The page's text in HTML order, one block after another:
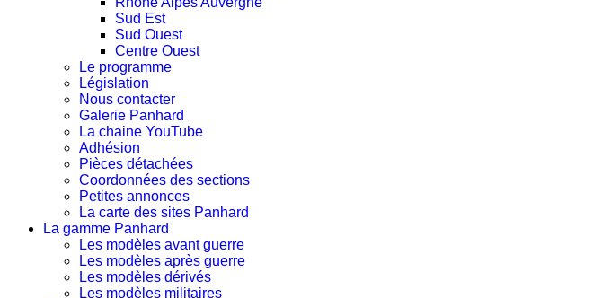
Sud Est
Sud Ouest
Centre Ouest
Le programme
Législation
Nous contacter
Galerie Panhard
La chaine YouTube
Adhésion
Pièces détachées
Coordonnées des sections
Petites annonces
La carte des sites Panhard
La gamme Panhard
Les modèles avant guerre
Les modèles après guerre
Les modèles dérivés
Les modèles militaires